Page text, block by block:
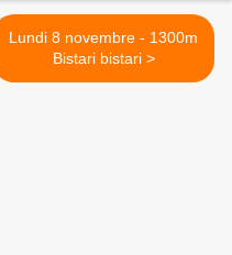
Lundi 8 novembre - 1300m
Bistari bistari >